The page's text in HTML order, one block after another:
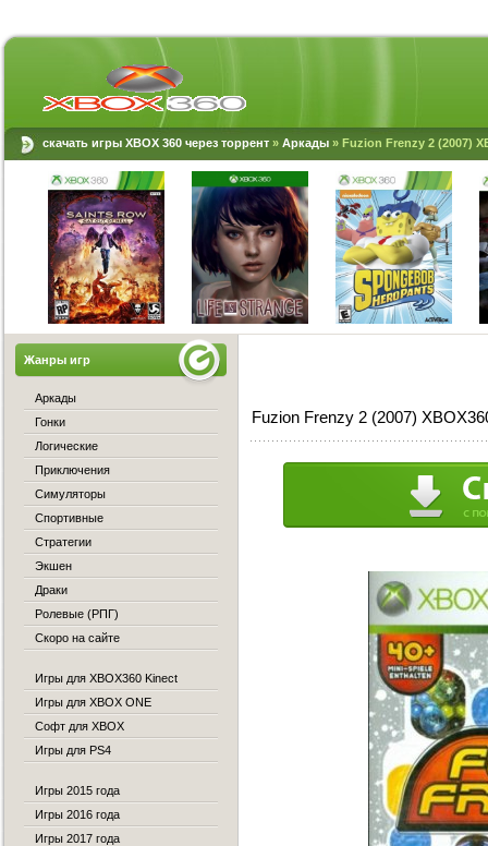
скачать игры XBOX 360 через торрент » Аркады » Fuzion Frenzy 2 (2007)
Fuzion Frenzy 2 (2007)
Жанры игр
Аркады
Гонки
Логические
Приключения
Симуляторы
Спортивные
Стратегии
Экшен
Драки
Ролевые (РПГ)
Скоро на сайте
Игры для XBOX360 Kinect
Игры для XBOX ONE
Софт для XBOX
Игры для PS4
Игры 2015 года
Игры 2016 года
Игры 2017 года